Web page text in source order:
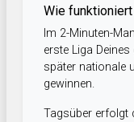
Wie
Im 2-Minuten-
erste Liga
später nationale
gewinnen.
Tagsüber erfolgt